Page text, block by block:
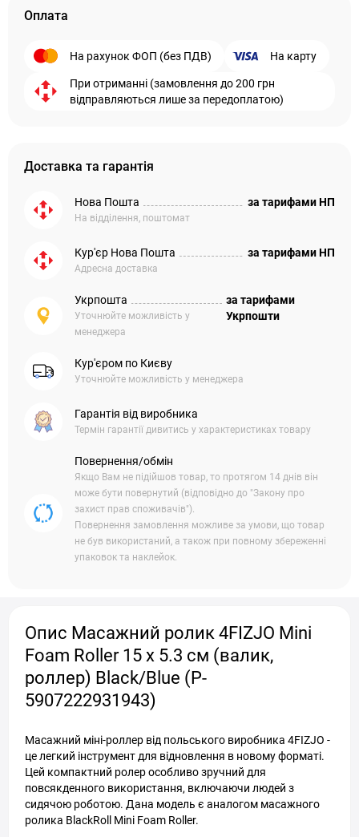
Оплата
На рахунок ФОП (без ПДВ) На карту
При отриманні (замовлення до 200 грн
відправляються лише за передоплатою)
Доставка та гарантія
Нова Пошта
На відділення, поштомат
за тарифами НП
Кур'єр Нова Пошта
Адресна доставка
за тарифами НП
Укрпошта
Уточнюйте можливість у
менеджера
за тарифами
Укрпошти
Кур'єром по Києву
Уточнюйте можливість у менеджера
Гарантія від виробника
Термін гарантії дивитись у характеристиках товару
Повернення/обмін
Якщо Вам не підійшов товар, то протягом 14 днів він
може бути повернутий (відповідно до "Закону про
захист прав споживачів").
Повернення замовлення можливе за умови, що товар
не був використаний, а також при повному збереженні
упаковок та наклейок.
Опис Масажний ролик 4FIZJO Mini
Foam Roller 15 x 5.3 см (валик,
роллер) Black/Blue (P-
5907222931943)
Масажний міні-роллер від польського виробника 4FIZJO -
це легкий інструмент для відновлення в новому форматі.
Цей компактний ролер особливо зручний для
повсякденного використання, включаючи людей з
сидячою роботою. Дана модель є аналогом масажного
ролика BlackRoll Mini Foam Roller.